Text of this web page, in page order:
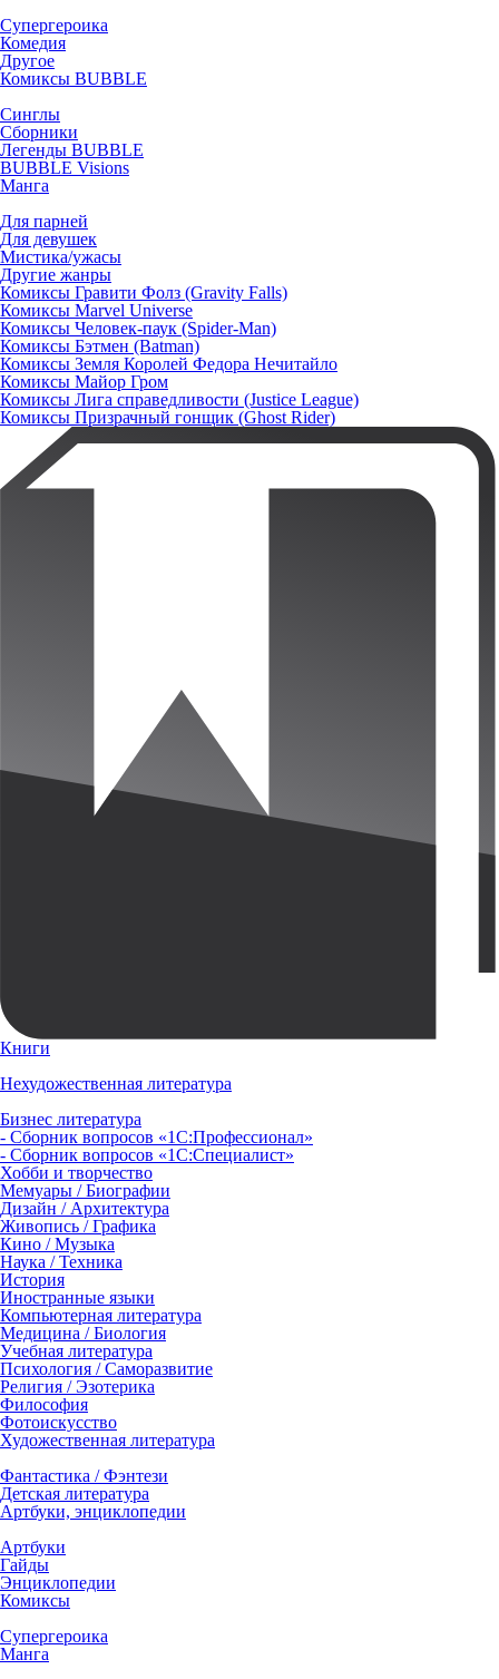
Супергероика
Комедия
Другое
Комиксы BUBBLE
Синглы
Сборники
Легенды BUBBLE
BUBBLE Visions
Манга
Для парней
Для девушек
Мистика/ужасы
Другие жанры
Комиксы Гравити Фолз (Gravity Falls)
Комиксы Marvel Universe
Комиксы Человек-паук (Spider-Man)
Комиксы Бэтмен (Batman)
Комиксы Земля Королей Федора Нечитайло
Комиксы Майор Гром
Комиксы Лига справедливости (Justice League)
Комиксы Призрачный гонщик (Ghost Rider)
Книги
Нехудожественная литература
Бизнес литература
- Сборник вопросов «1С:Профессионал»
- Сборник вопросов «1С:Специалист»
Хобби и творчество
Мемуары / Биографии
Дизайн / Архитектура
Живопись / Графика
Кино / Музыка
Наука / Техника
История
Иностранные языки
Компьютерная литература
Медицина / Биология
Учебная литература
Психология / Саморазвитие
Религия / Эзотерика
Философия
Фотоискусство
Художественная литература
Фантастика / Фэнтези
Детская литература
Артбуки, энциклопедии
Артбуки
Гайды
Энциклопедии
Комиксы
Супергероика
Манга